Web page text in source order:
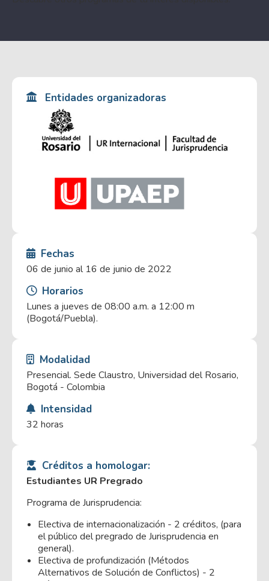
Entidades organizadoras
Fechas
06 de junio al 16 de junio de 2022
Horarios
Lunes a jueves de 08:00 a.m. a 12:00 m
(Bogotá/Puebla).
Modalidad
Presencial. Sede Claustro, Universidad del Rosario,
Bogotá - Colombia
Intensidad
32 horas
Créditos a homologar:
Estudiantes UR Pregrado
Programa de Jurisprudencia:
Electiva de internacionalización - 2 créditos, (para
el público del pregrado de Jurisprudencia en
general).
Electiva de profundización (Métodos
Alternativos de Solución de Conflictos) - 2